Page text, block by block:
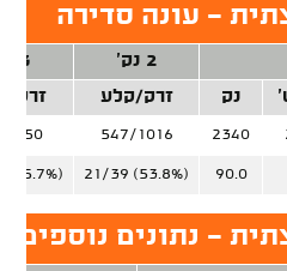
- עונה סדירה
2 נק'
3 נק'
נק זרק/קלע זרק/
2340
547/1016
750
90.0
21/39 (53.8%)
(35.7%)
- נתונים נוספים,